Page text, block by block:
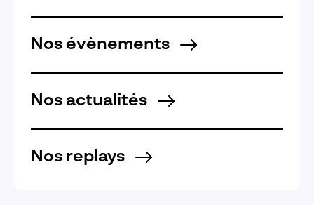
Nos évènements
Nos actualités
Nos replays